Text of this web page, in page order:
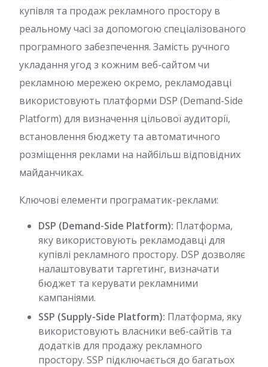
купівля та продаж рекламного простору в
реальному часі за допомогою спеціалізованого
програмного забезпечення. Замість ручного
укладання угод з кожним веб-сайтом чи
рекламною мережею окремо, рекламодавці
використовують платформи DSP (Demand-Side
Platform) для визначення цільової аудиторії,
встановлення бюджету та автоматичного
розміщення реклами на найбільш відповідних
майданчиках.
Ключові елементи програматик-реклами:
DSP (Demand-Side Platform): Платформа,
яку використовують рекламодавці для
купівлі рекламного простору. DSP дозволяє
налаштовувати таргетинг, визначати
бюджет та керувати рекламними
кампаніями.
SSP (Supply-Side Platform): Платформа, яку
використовують власники веб-сайтів та
додатків для продажу рекламного
простору. SSP підключається до багатьох